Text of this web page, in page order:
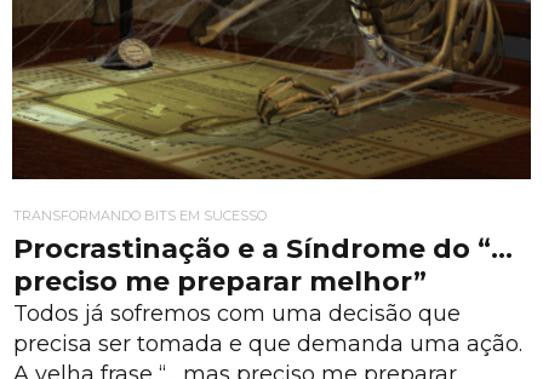
TRANSFORMANDO BITS EM SUCESSO
Procrastinação e a Síndrome do “…
preciso me preparar melhor”
Todos já sofremos com uma decisão que
precisa ser tomada e que demanda uma ação.